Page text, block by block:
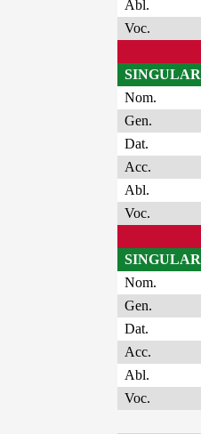
Abl.
Voc.
SINGULAR
Nom.
Gen.
Dat.
Acc.
Abl.
Voc.
SINGULAR
Nom.
Gen.
Dat.
Acc.
Abl.
Voc.